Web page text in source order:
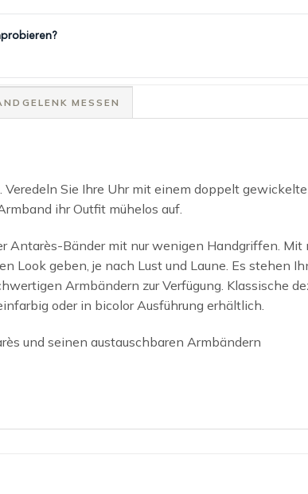
MESSEN
Sie Ihre Uhr mit einem doppelt
ihr Outfit mühelos auf.
Antarès-Bänder mit nur wenigen Handgriffen.
Look geben, je nach Lust und Laune. Es stehen
Armbändern zur Verfügung. Klassische
oder in bicolor Ausführung erhältlich.
und seinen austauschbaren Armbändern